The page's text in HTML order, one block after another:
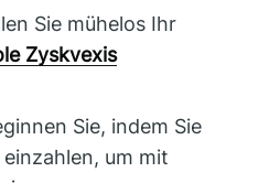
Sie mühelos Ihr
Zyskvexis
Sie, indem Sie
um mit